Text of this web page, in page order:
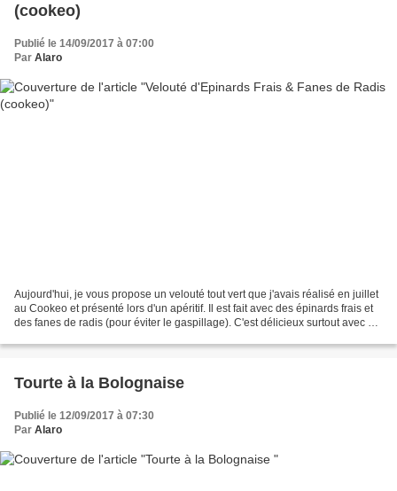
(cookeo)
Publié le 14/09/2017 à 07:00
Par Alaro
Aujourd'hui, je vous propose un velouté tout vert que j'avais réalisé en juillet
au Cookeo et présenté lors d'un apéritif. Il est fait avec des épinards frais et
des fanes de radis (pour éviter le gaspillage). C'est délicieux surtout avec un
Tourte à la Bolognaise
Publié le 12/09/2017 à 07:30
Par Alaro